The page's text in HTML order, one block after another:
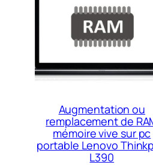
Augmentation ou
remplacement de
mémoire vive sur pc
portable Lenovo
L390